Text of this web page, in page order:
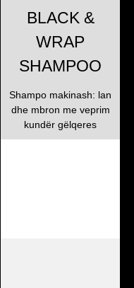
BLACK &
WRAP
SHAMPOO
Shampo makinash: lan
dhe mbron me veprim
kundër gëlqeres